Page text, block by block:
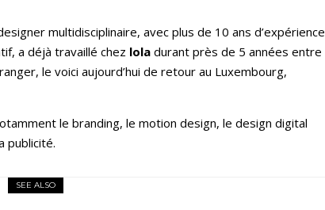
multidisciplinaire, avec plus de 10 ans d’expérience
a déjà travaillé chez lola durant près de 5 années entre
le voici aujourd’hui de retour au Luxembourg,
le branding, le motion design, le design digital
publicité.
SEE ALSO